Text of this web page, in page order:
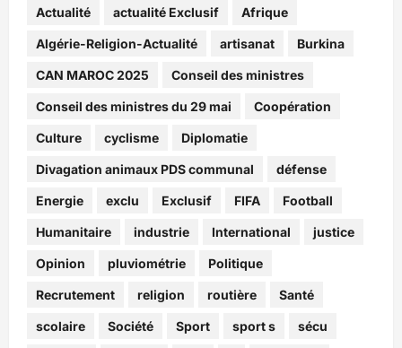
Actualité actualité Exclusif Afrique
Algérie-Religion-Actualité artisanat Burkina
CAN MAROC 2025 Conseil des ministres
Conseil des ministres du 29 mai Coopération
Culture cyclisme Diplomatie
Divagation animaux PDS communal défense
Energie exclu Exclusif FIFA Football
Humanitaire industrie International justice
Opinion pluviométrie Politique
Recrutement religion routière Santé
scolaire Société Sport sport s sécu